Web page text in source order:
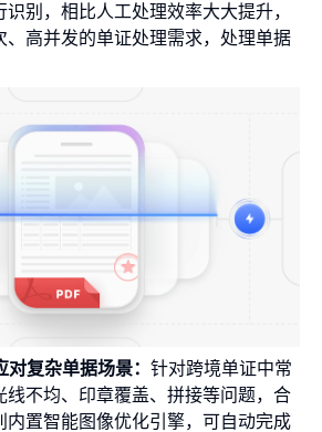
别，相比人工处理效率大大提升，
、高并发的单证处理需求，处理单据
复杂单据场景： 针对跨境单证中常
线不均、印章覆盖、拼接等问题，合
内置智能图像优化引擎，可自动完成